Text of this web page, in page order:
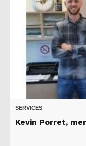
SERVICES
Kevin Porret,